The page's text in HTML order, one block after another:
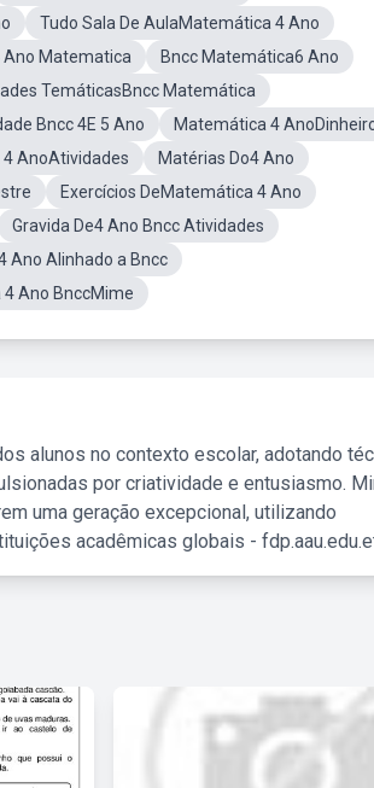
Tudo Sala De AulaMatemática 4 Ano
Ano Matematica
Bncc Matemática6 Ano
TemáticasBncc Matemática
Bncc 4E 5 Ano
Matemática 4
AnoAtividades
Matérias Do4 Ano
Exercícios DeMatemática 4 Ano
Gravida De4 Ano Bncc Atividades
Ano Alinhado a Bncc
Ano BnccMime
alunos no contexto escolar, adotando
por criatividade e entusiasmo.
uma geração excepcional, utilizando
acadêmicas globais -